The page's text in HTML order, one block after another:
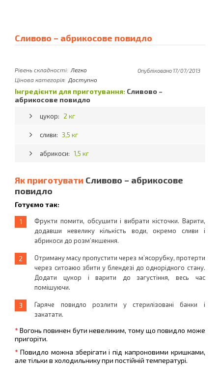
Сливово – абрикосове повидло
Рівень складності: Легко
Цінова категорія: Доступно
Опубліковано 17/07/2013
Інгредієнти для приготування: Сливово –
абрикосове повидло
цукор: 2 кг
сливи: 3,5 кг
абрикоси: 1,5 кг
Як приготувати Сливово – абрикосове
повидло
Готуємо так:
Фрукти помити, обсушити і вибрати кісточки. Варити,
додавши невелику кількість води, окремо сливи і
абрикоси до розм’якшення.
Отриману масу пропустити через м’ясорубку, протерти
через ситоаюо збити у блендезі до однорідного стану.
Додати цукор і варити до загустіння, весь час
помішуючи.
Гаряче повидло розлити у стерилізовані банки і
закатати.
* Вогонь повинен бути невеликим, тому що повидло може
пригоріти.
* Повидло можна зберігати і під капроновими кришками,
але тільки в холодильнику при постійній температурі.